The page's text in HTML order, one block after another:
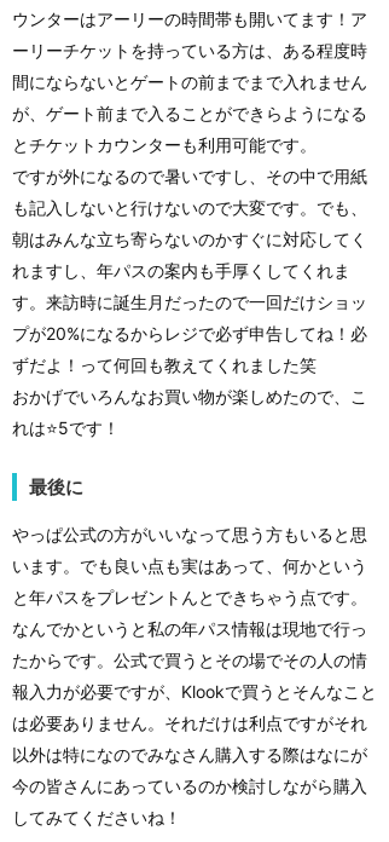
ウンターはアーリーの時間帯も開いてます！ア
ーリーチケットを持っている方は、ある程度時
間にならないとゲートの前までまで入れません
が、ゲート前まで入ることができらようになる
とチケットカウンターも利用可能です。
ですが外になるので暑いですし、その中で用紙
も記入しないと行けないので大変です。でも、
朝はみんな立ち寄らないのかすぐに対応してく
れますし、年パスの案内も手厚くしてくれま
す。来訪時に誕生月だったので一回だけショッ
プが20%になるからレジで必ず申告してね！必
ずだよ！って何回も教えてくれました笑
おかげでいろんなお買い物が楽しめたので、こ
れは⭐️5です！
最後に
やっぱ公式の方がいいなって思う方もいると思
います。でも良い点も実はあって、何かという
と年パスをプレゼントんとできちゃう点です。
なんでかというと私の年パス情報は現地で行っ
たからです。公式で買うとその場でその人の情
報入力が必要ですが、Klookで買うとそんなこと
は必要ありません。それだけは利点ですがそれ
以外は特になのでみなさん購入する際はなにが
今の皆さんにあっているのか検討しながら購入
してみてくださいね！